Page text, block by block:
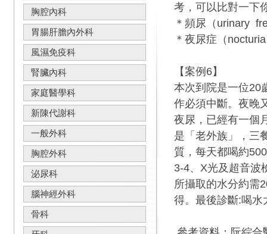
胸腔內科
胃腸肝膽內外科
風濕免疫科
腎臟內科
家庭醫學科
新陳代謝科
一般外科
胸腔外科
泌尿科
腦神經外科
骨科
考，可以比對一下
＊頻尿（urinary
＊夜尿症（
【案例6】
本次到院是一位20
作必須中斷。夜晚
夜尿，已經有一個
是「老外族」，三
質，每天都喝約
3-4、X光及超音波
所攝取的水分約需
得。最後診斷:喝水